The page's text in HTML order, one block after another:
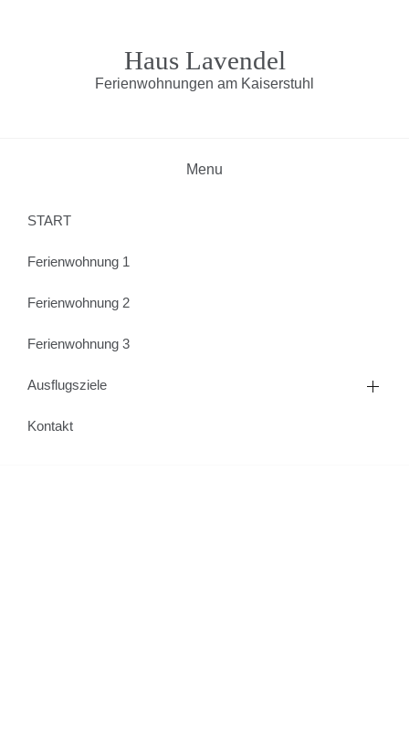
Haus Lavendel
Ferienwohnungen am Kaiserstuhl
Menu
START
Ferienwohnung 1
Ferienwohnung 2
Ferienwohnung 3
Ausflugsziele
Kontakt